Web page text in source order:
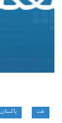
نفت پاکستان